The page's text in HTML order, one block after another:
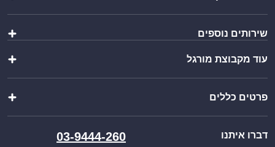
שולחנות ומשטחי עבודה
ציוד מטבח
מוצרי פרזול נירוסטה
מוצרים נוספים
שירותים נוספים
הוראות הרכבה
בקשת הצעת מחיר
קטלוג מוצרים
כניסה לאזור אישי
עוד מקבוצת מורגל
וואנגו קרוואנים
פול סרוויס
פרטים כללים
חוויית הבישול החדשה
דברו איתנו
03-9444-260